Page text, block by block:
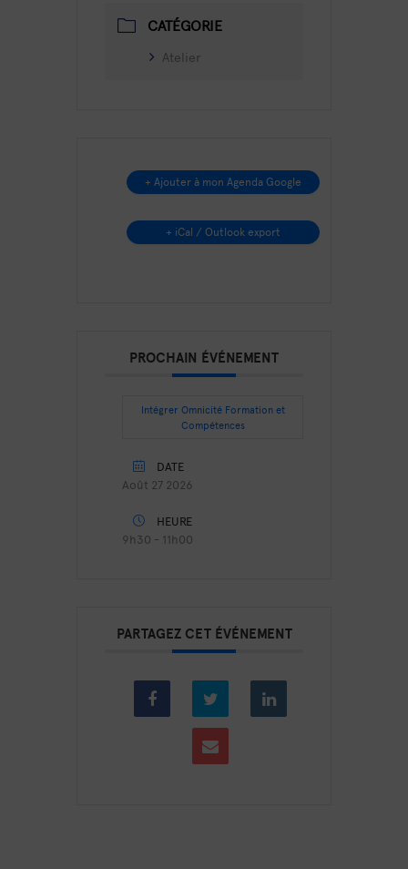
CATÉGORIE
Atelier
+ Ajouter à mon Agenda Google
+ iCal / Outlook export
PROCHAIN ÉVÉNEMENT
Intégrer Omnicité Formation et
Compétences
DATE
Août 27 2026
HEURE
9h30 - 11h00
PARTAGEZ CET ÉVÉNEMENT